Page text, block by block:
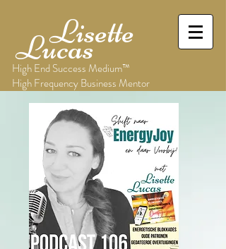
Lisette
Lucas
High End Success Medium™
High Frequency Business Mentor